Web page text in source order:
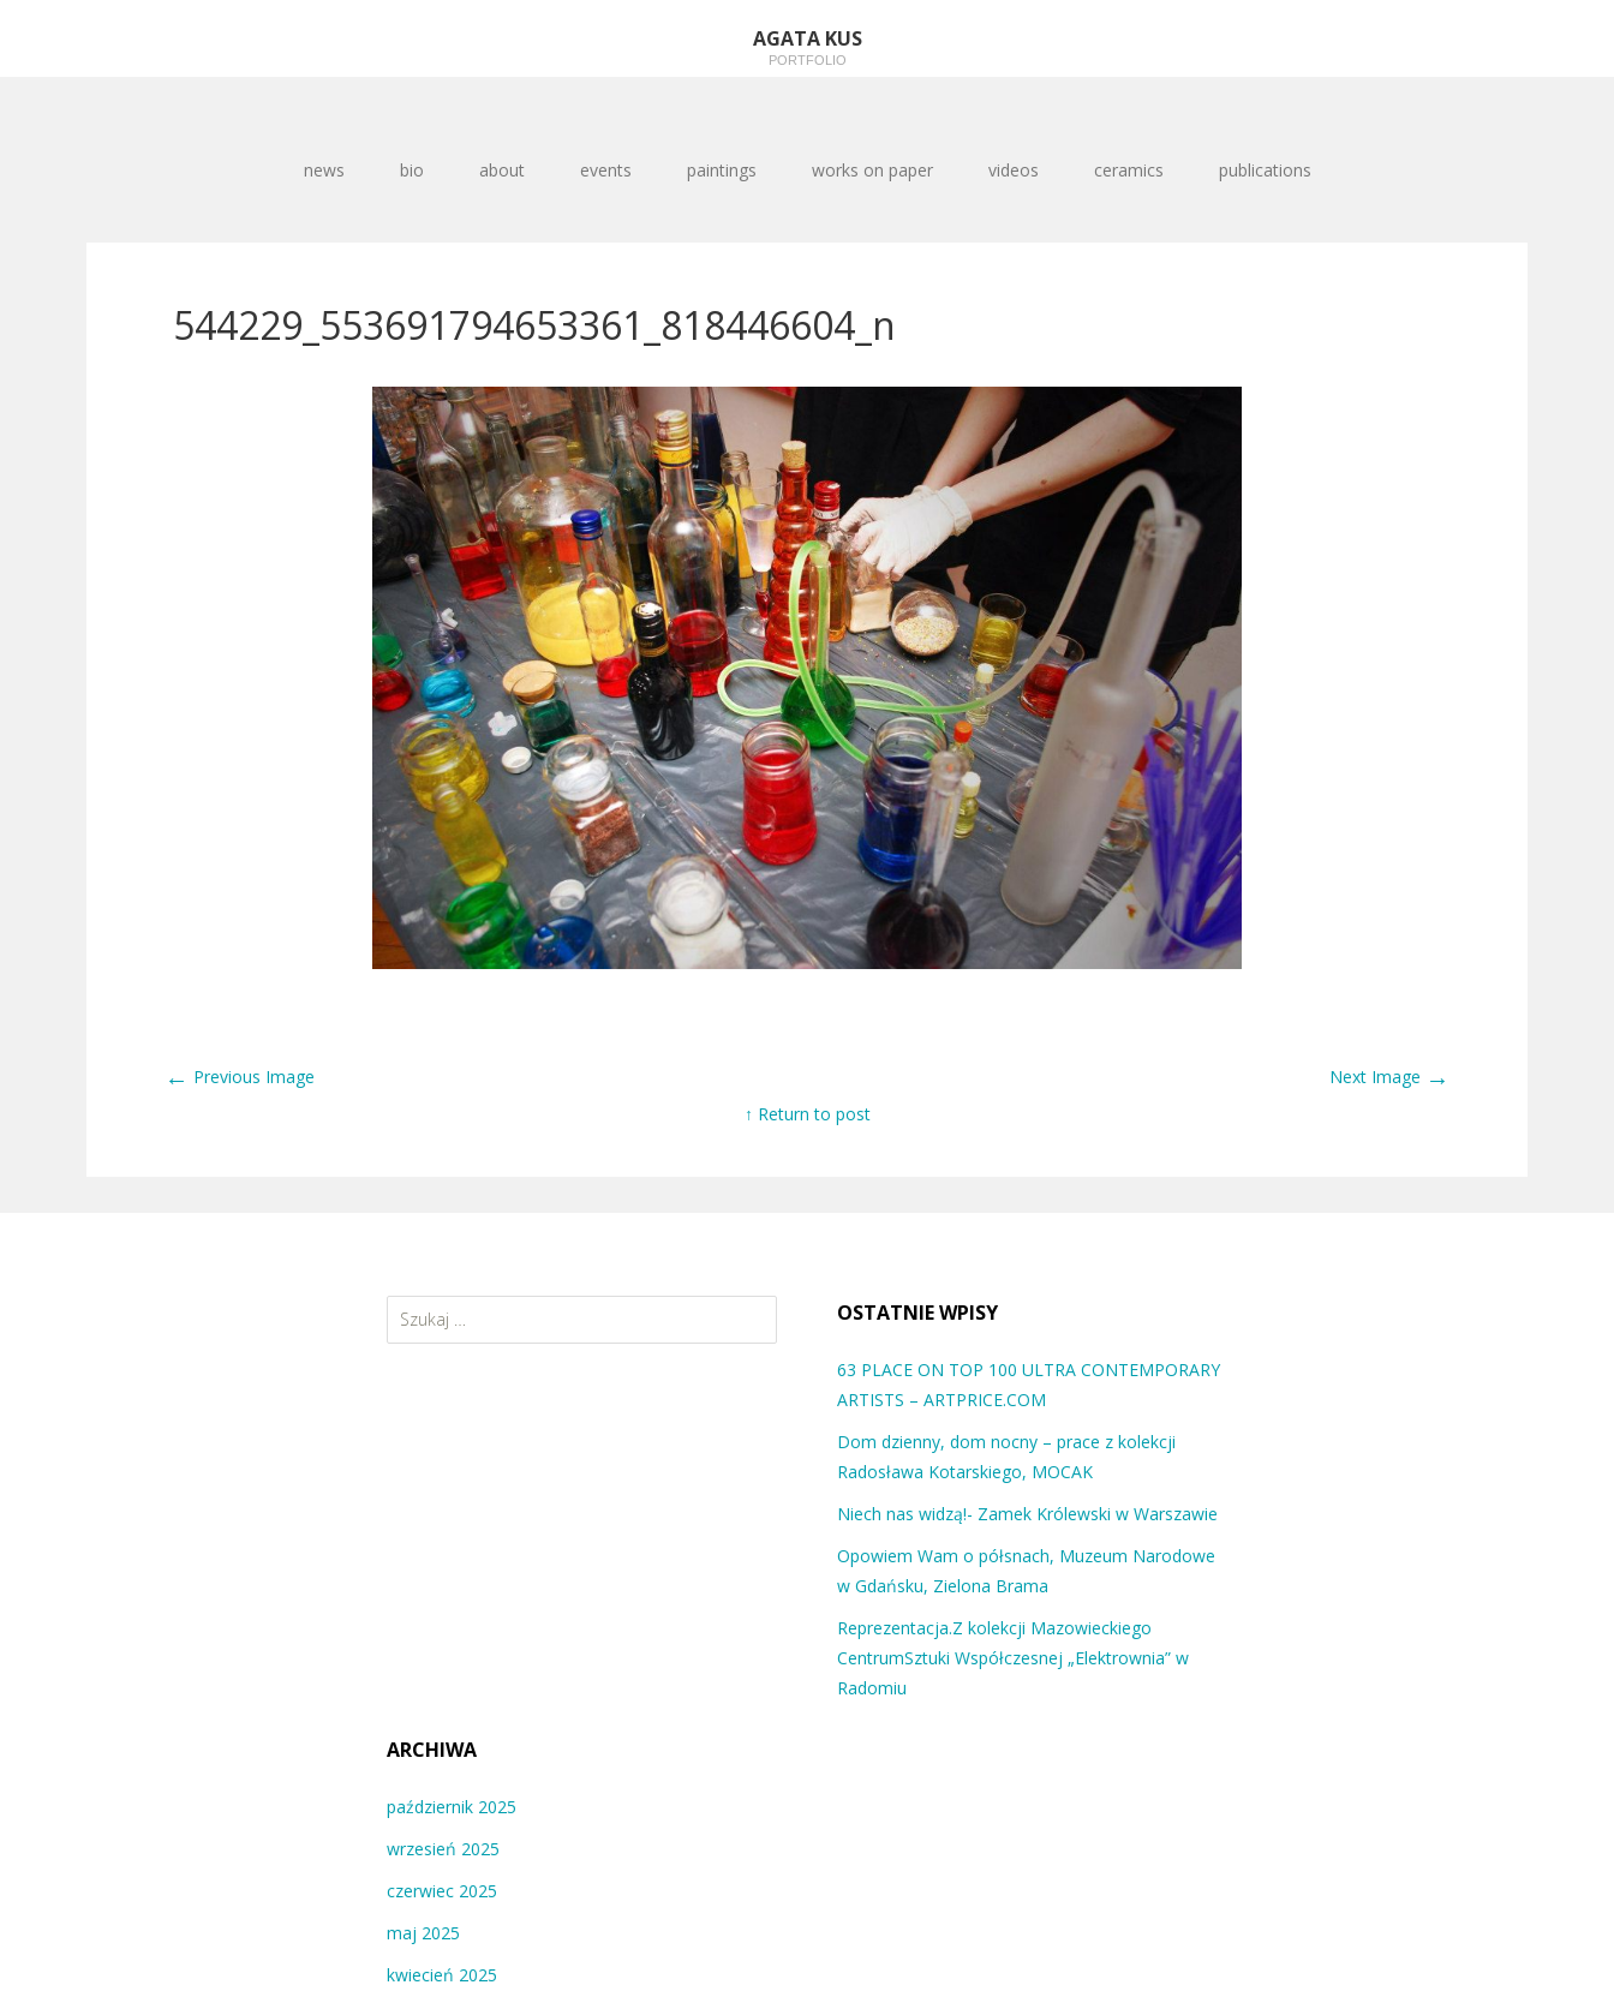
AGATA KUS
PORTFOLIO
news bio about events paintings works on paper videos ceramics publications
544229_553691794653361_818446604_n
← Previous Image Next Image →
↑ Return to post
Szukaj: OSTATNIE WPISY
63 PLACE ON TOP 100 ULTRA CONTEMPORARY
ARTISTS – ARTPRICE.COM
Dom dzienny, dom nocny – prace z kolekcji
Radosława Kotarskiego, MOCAK
Niech nas widzą!- Zamek Królewski w Warszawie
Opowiem Wam o półsnach, Muzeum Narodowe
w Gdańsku, Zielona Brama
Reprezentacja.Z kolekcji Mazowieckiego
CentrumSztuki Współczesnej „Elektrownia” w
Radomiu
ARCHIWA
październik 2025
wrzesień 2025
czerwiec 2025
maj 2025
kwiecień 2025